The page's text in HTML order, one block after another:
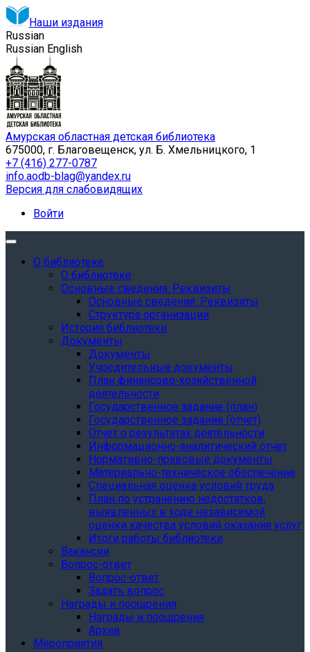
Наши издания
Russian
Russian English
Амурская областная детская библиотека
675000, г. Благовещенск, ул. Б. Хмельницкого, 1
+7 (416) 277-0787
info.aodb-blag@yandex.ru
Версия для слабовидящих
Войти
О библиотеке
О библиотеке
Основные сведения. Реквизиты
Основные сведения. Реквизиты
Структура организации
История библиотеки
Документы
Документы
Учредительные документы
План финансово-хозяйственной
деятельности
Государственное задание (план)
Государственное задание (отчет)
Отчет о результатах деятельности
Информационно-аналитический отчет
Нормативно-правовые документы
Материально-техническое обеспечение
Специальная оценка условий труда
План по устранению недостатков,
выявленных в ходе независимой
оценки качества условий оказания услуг
Итоги работы библиотеки
Вакансии
Вопрос-ответ
Вопрос-ответ
Задать вопрос
Награды и поощрения
Награды и поощрения
Архив
Мероприятия